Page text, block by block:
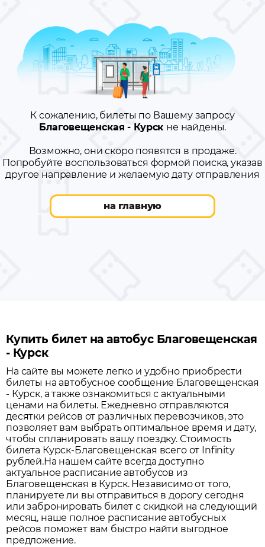
К сожалению, билеты по Вашему запросу
Благовещенская - Курск не найдены.
Возможно, они скоро появятся в продаже.
Попробуйте воспользоваться формой поиска, указав
другое направление и желаемую дату отправления
на главную
Купить билет на автобус Благовещенская
- Курск
На сайте вы можете легко и удобно приобрести
билеты на автобусное сообщение Благовещенская
- Курск, а также ознакомиться с актуальными
ценами на билеты. Ежедневно отправляются
десятки рейсов от различных перевозчиков, это
позволяет вам выбрать оптимальное время и дату,
чтобы спланировать вашу поездку. Стоимость
билета Курск-Благовещенская всего от Infinity
рублей.На нашем сайте всегда доступно
актуальное расписание автобусов из
Благовещенская в Курск. Независимо от того,
планируете ли вы отправиться в дорогу сегодня
или забронировать билет с скидкой на следующий
месяц, наше полное расписание автобусных
рейсов поможет вам быстро найти выгодное
предложение.